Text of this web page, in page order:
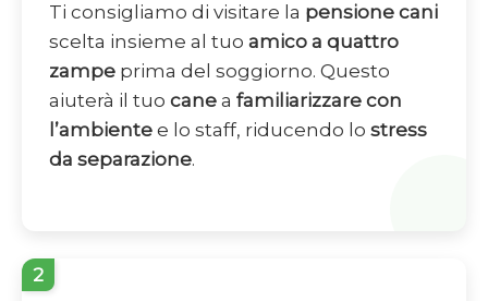
Ti consigliamo di visitare la pensione cani
scelta insieme al tuo amico a quattro
zampe prima del soggiorno. Questo
aiuterà il tuo cane a familiarizzare con
l’ambiente e lo staff, riducendo lo stress
da separazione.
2